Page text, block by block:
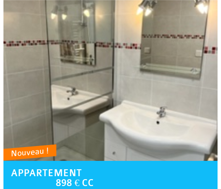
Nouveau !
APPARTEMENT
898 € CC